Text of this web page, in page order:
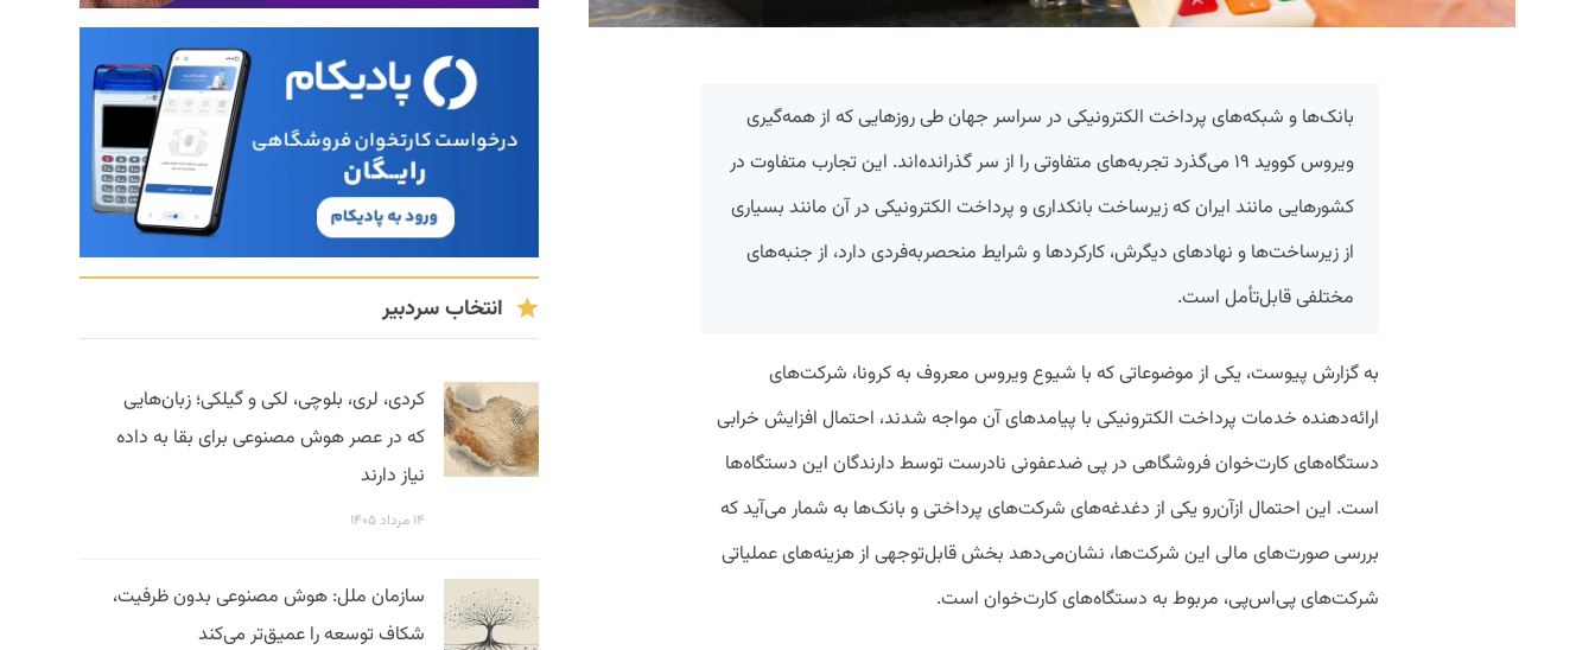
بانک‌ها و شبکه‌های پرداخت الکترونیکی در سراسر جهان طی روزهایی که از همه‌گیری
ویروس کووید ۱۹ می‌گذرد تجربه‌های متفاوتی را از سر گذرانده‌اند. این تجارب متفاوت در
کشورهایی مانند ایران که زیرساخت بانکداری و پرداخت الکترونیکی در آن مانند بسیاری
از زیرساخت‌ها و نهادهای دیگرش، کارکردها و شرایط منحصربه‌فردی دارد، از جنبه‌های
مختلفی قابل‌تأمل است.
به گزارش پیوست، یکی از موضوعاتی که با شیوع ویروس معروف به کرونا، شرکت‌های
ارائه‌دهنده خدمات پرداخت الکترونیکی با پیامدهای آن مواجه شدند، احتمال افزایش خرابی
دستگاه‌های کارت‌خوان فروشگاهی در پی ضدعفونی نادرست توسط دارندگان این دستگاه‌ها
است. این احتمال ازآن‌رو یکی از دغدغه‌های شرکت‌های پرداختی و بانک‌ها به شمار می‌آید که
بررسی صورت‌های مالی این شرکت‌ها، نشان‎‌می‌دهد بخش قابل‌توجهی از هزینه‌های عملیاتی
شرکت‌های پی‌اس‌پی، مربوط به دستگاه‌های کارت‌خوان است.
انتخاب سردبیر
کردی، لری، بلوچی، لکی و گیلکی؛ زبان‌هایی
که در عصر هوش مصنوعی برای بقا به داده
نیاز دارند
۱۴ مرداد ۱۴۰۵
سازمان ملل: هوش مصنوعی بدون ظرفیت،
شکاف توسعه را عمیق‌تر می‌کند